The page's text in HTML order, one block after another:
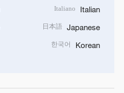
Italian
Italiano
Japanese
日本語
Korean
한국어